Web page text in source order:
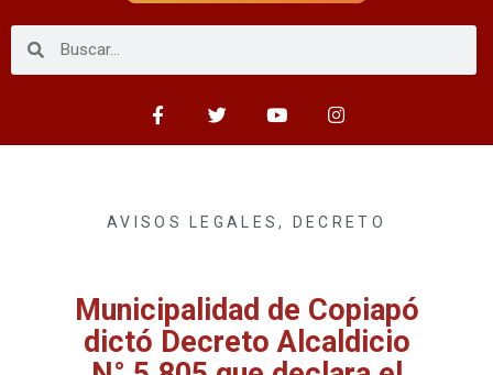
AVISOS LEGALES, DECRETO
Municipalidad de Copiapó
dictó Decreto Alcaldicio